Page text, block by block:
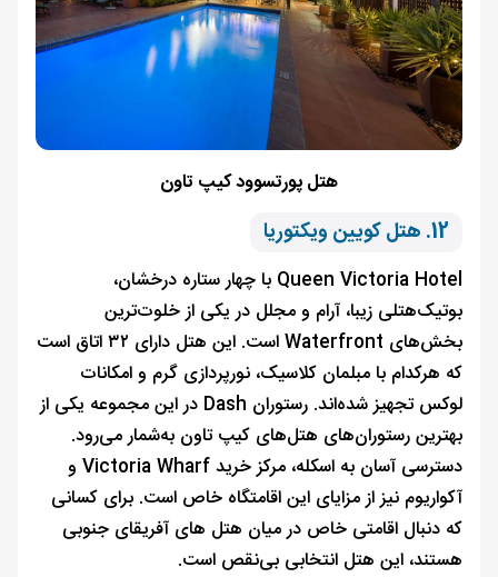
هتل پورتسوود کیپ تاون
12. هتل کویین ویکتوریا
Queen Victoria Hotel با چهار ستاره درخشان،
بوتیک‌هتلی زیبا، آرام و مجلل در یکی از خلوت‌ترین
بخش‌های Waterfront است. این هتل دارای ۳۲ اتاق است
که هرکدام با مبلمان کلاسیک، نورپردازی گرم و امکانات
لوکس تجهیز شده‌اند. رستوران Dash در این مجموعه یکی از
بهترین رستوران‌های هتل‌های کیپ تاون به‌شمار می‌رود.
دسترسی آسان به اسکله، مرکز خرید Victoria Wharf و
آکواریوم نیز از مزایای این اقامتگاه خاص است. برای کسانی
که دنبال اقامتی خاص در میان هتل های آفریقای جنوبی
هستند، این هتل انتخابی بی‌نقص است.